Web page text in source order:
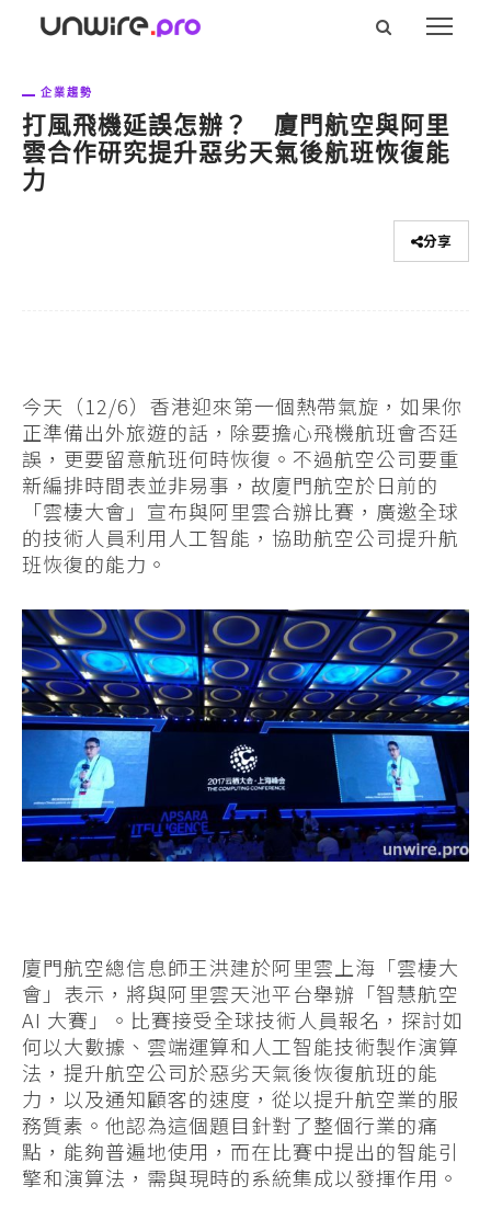
企業趨勢
打風飛機延誤怎辦？ 廈門航空與阿里
雲合作研究提升惡劣天氣後航班恢復能
力
分享
今天（12/6）香港迎來第一個熱帶氣旋，如果你
正準備出外旅遊的話，除要擔心飛機航班會否廷
誤，更要留意航班何時恢復。不過航空公司要重
新編排時間表並非易事，故廈門航空於日前的
「雲棲大會」宣布與阿里雲合辦比賽，廣邀全球
的技術人員利用人工智能，協助航空公司提升航
班恢復的能力。
廈門航空總信息師王洪建於阿里雲上海「雲棲大
會」表示，將與阿里雲天池平台舉辦「智慧航空
AI 大賽」。比賽接受全球技術人員報名，探討如
何以大數據、雲端運算和人工智能技術製作演算
法，提升航空公司於惡劣天氣後恢復航班的能
力，以及通知顧客的速度，從以提升航空業的服
務質素。他認為這個題目針對了整個行業的痛
點，能夠普遍地使用，而在比賽中提出的智能引
擎和演算法，需與現時的系統集成以發揮作用。